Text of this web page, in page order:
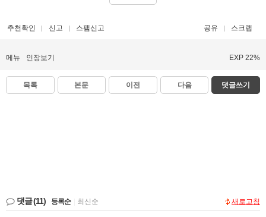
추천확인 신고 스팸신고 공유 스크랩
메뉴 인장보기 EXP 22%
목록 본문 이전 다음 댓글쓰기
댓글(11) 등록순 최신순 새로고침